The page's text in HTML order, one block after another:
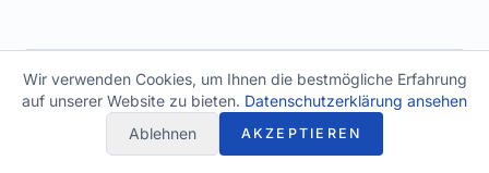
Compliance Beratung
Wir verwenden Cookies, um Ihnen die bestmögliche Erfahrung
auf unserer Website zu bieten. Datenschutzerklärung ansehen
Ablehnen
AKZEPTIEREN